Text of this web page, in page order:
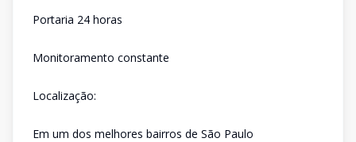
Portaria 24 horas
Monitoramento constante
Localização:
Em um dos melhores bairros de São Paulo